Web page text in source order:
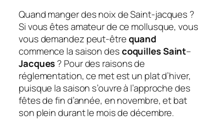
Quand manger des noix de Saint-jacques ?
Si vous êtes amateur de ce mollusque, vous
vous demandez peut-êtrequand
commence la saison descoquilles Saint–
Jacques? Pour des raisons de
réglementation, ce met est un plat d’hiver,
puisque la saison s’ouvre à l’approche des
fêtes de fin d’année, en novembre, et bat
son plein durant le mois de décembre.